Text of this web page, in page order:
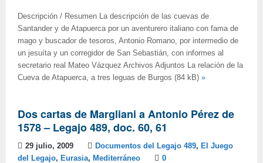
Descripción / Resumen La descripción de las cuevas de
Santander y de Atapuerca por un aventurero italiano con fama de
mago y buscador de tesoros, Antonio Romano, por intermedio de
un jesuíta y un corregidor de San Sebastián, con informes al
secretario real Mateo Vázquez Archivos Adjuntos La relación de la
Cueva de Atapuerca, a tres leguas de Burgos (84 kB) »
Dos cartas de Margliani a Antonio Pérez de
1578 – Legajo 489, doc. 60, 61
29 julio, 2009 Documentos del Legajo 489, El Juego
del Legajo, Eurasia, Mediterráneo 0